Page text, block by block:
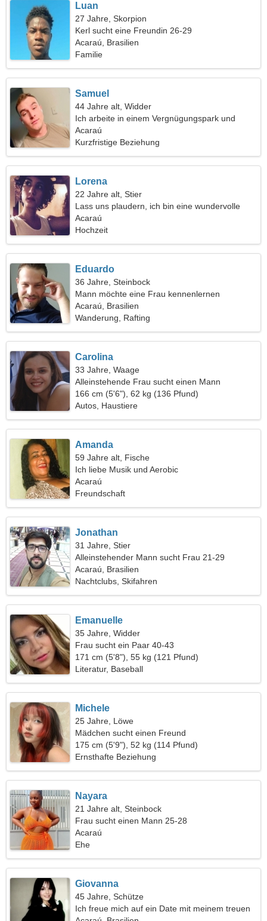
Luan
27 Jahre, Skorpion
Kerl sucht eine Freundin 26-29
Acaraú, Brasilien
Familie
Samuel
44 Jahre alt, Widder
Ich arbeite in einem Vergnügungspark und
suche eine nette Frau
Acaraú
Kurzfristige Beziehung
Lorena
22 Jahre alt, Stier
Lass uns plaudern, ich bin eine wundervolle
Frau
Acaraú
Hochzeit
Eduardo
36 Jahre, Steinbock
Mann möchte eine Frau kennenlernen
Acaraú, Brasilien
Wanderung, Rafting
Carolina
33 Jahre, Waage
Alleinstehende Frau sucht einen Mann
166 cm (5'6"), 62 kg (136 Pfund)
Autos, Haustiere
Amanda
59 Jahre alt, Fische
Ich liebe Musik und Aerobic
Acaraú
Freundschaft
Jonathan
31 Jahre, Stier
Alleinstehender Mann sucht Frau 21-29
Acaraú, Brasilien
Nachtclubs, Skifahren
Emanuelle
35 Jahre, Widder
Frau sucht ein Paar 40-43
171 cm (5'8"), 55 kg (121 Pfund)
Literatur, Baseball
Michele
25 Jahre, Löwe
Mädchen sucht einen Freund
175 cm (5'9"), 52 kg (114 Pfund)
Ernsthafte Beziehung
Nayara
21 Jahre alt, Steinbock
Frau sucht einen Mann 25-28
Acaraú
Ehe
Giovanna
45 Jahre, Schütze
Ich freue mich auf ein Date mit meinem treuen